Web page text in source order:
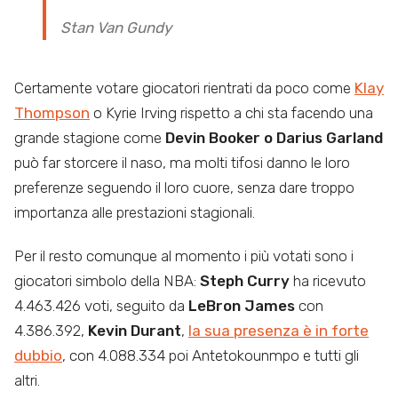
Stan Van Gundy
Certamente votare giocatori rientrati da poco come Klay
Thompson o Kyrie Irving rispetto a chi sta facendo una
grande stagione come Devin Booker o Darius Garland
può far storcere il naso, ma molti tifosi danno le loro
preferenze seguendo il loro cuore, senza dare troppo
importanza alle prestazioni stagionali.
Per il resto comunque al momento i più votati sono i
giocatori simbolo della NBA: Steph Curry ha ricevuto
4.463.426 voti, seguito da LeBron James con
4.386.392, Kevin Durant, la sua presenza è in forte
dubbio, con 4.088.334 poi Antetokounmpo e tutti gli
altri.